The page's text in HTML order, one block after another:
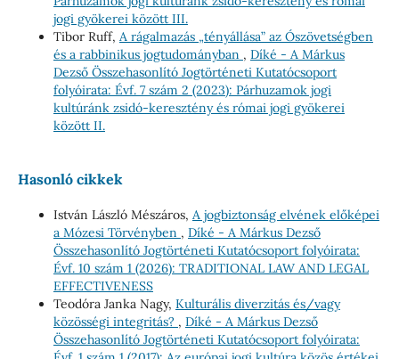
jogi gyökerei között III.
Tibor Ruff, A rágalmazás „tényállása” az Ószövetségben
és a rabbinikus jogtudományban , Díké - A Márkus
Dezső Összehasonlító Jogtörténeti Kutatócsoport
folyóirata: Évf. 7 szám 2 (2023): Párhuzamok jogi
kultúránk zsidó-keresztény és római jogi gyökerei
között II.
Hasonló cikkek
István László Mészáros, A jogbiztonság elvének előképei
a Mózesi Törvényben , Díké - A Márkus Dezső
Összehasonlító Jogtörténeti Kutatócsoport folyóirata:
Évf. 10 szám 1 (2026): TRADITIONAL LAW AND LEGAL
EFFECTIVENESS
Teodóra Janka Nagy, Kulturális diverzitás és/vagy
közösségi integritás? , Díké - A Márkus Dezső
Összehasonlító Jogtörténeti Kutatócsoport folyóirata: